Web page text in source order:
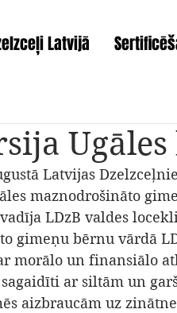
Latvijā
Latvijas
maznodrošināto
LDzB valdes
gimeņu bērnu vārdā
morālo un finansiālo
ar siltām un
aizbraucām uz